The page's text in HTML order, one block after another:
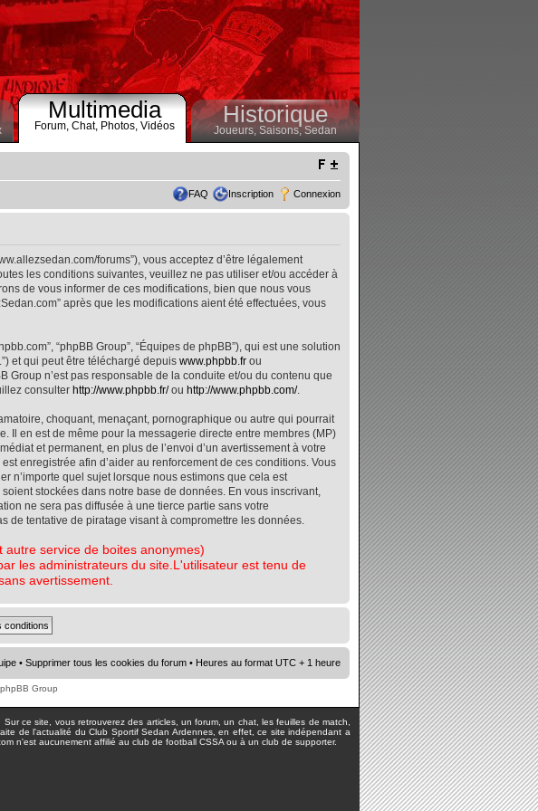
Multimedia
Forum, Chat, Photos, Vidéos Historique
Joueurs, Saisons,Sedan
FAQ Inscription Connexion
forums”), vous acceptez d’être légalement
les conditions suivantes, veuillez ne pas utiliser et/ou accéder à
de vous informer de ces modifications, bien que nous vous
après que les modifications aient été effectuées, vous
“phpBB Group”, “Équipes de phpBB”), qui est une solution
et qui peut être téléchargé depuis www.phpbb.fr ou
n’est pas responsable de la conduite et/ou du contenu que
consulter http://www.phpbb.fr/ou http://www.phpbb.com/.
choquant, menaçant, pornographique ou autre qui pourrait
Il en est de même pour la messagerie directe entre membres (MP)
et permanent, en plus de l’envoi d’un avertissement à votre
enregistrée afin d’aider au renforcement de ces conditions. Vous
n’importe quel sujet lorsque nous estimons que cela est
stockées dans notre base de données. En vous inscrivant,
ne sera pas diffusée à une tierce partie sans votre
de tentative de piratage visant à compromettre les données.
autre service de boites anonymes)
les administrateurs du site.L'utilisateur est tenu de
avertissement.
• Supprimer tous les cookies du forum • Heures au format UTC + 1 heure
Group
ce site, vous retrouverez des articles, un forum, un chat, les feuilles de match,
de l'actualité du Club Sportif Sedan Ardennes, en effet, ce site indépendant a
n'est aucunement affilié au club de football CSSA ou à un club de supporter.